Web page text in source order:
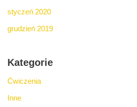
styczeń 2020
grudzień 2019
Kategorie
Ćwiczenia
Inne